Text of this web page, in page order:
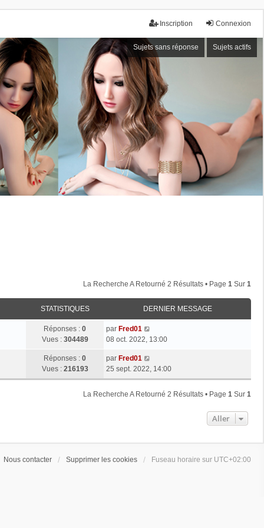
Connexion
Inscription
Sujets sans réponse Sujets actifs
La Recherche A Retourné 2 Résultats • Page 1 Sur 1
STATISTIQUES DERNIER MESSAGE
Réponses : 0
Vues : 304489
par Fred01
08 oct. 2022, 13:00
Réponses : 0
Vues : 216193
par Fred01
25 sept. 2022, 14:00
La Recherche A Retourné 2 Résultats • Page 1 Sur 1
Aller
Nous contacter Supprimer les cookies Fuseau horaire sur UTC+02:00